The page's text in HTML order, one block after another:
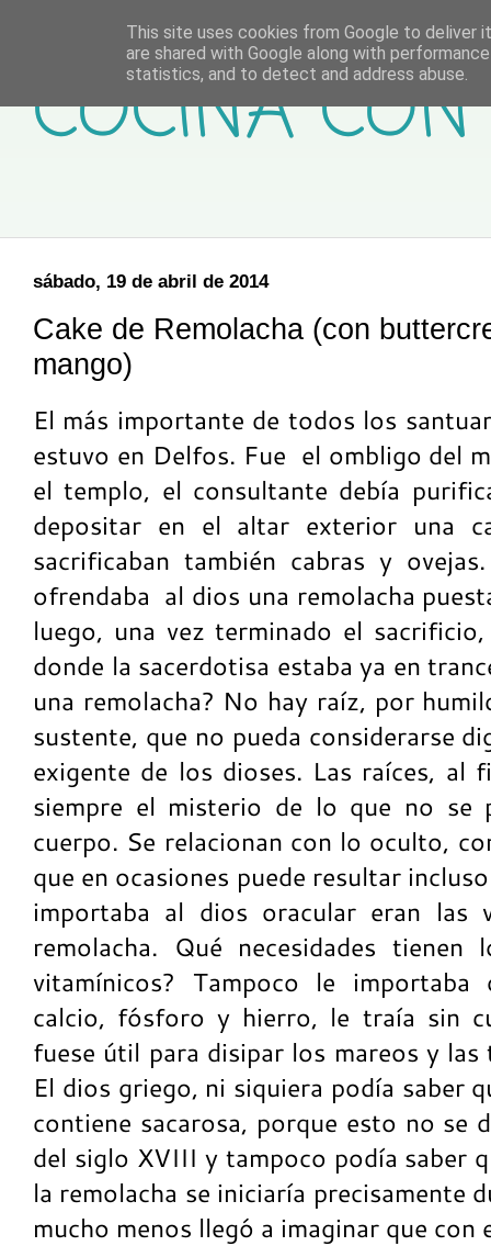
COCINA
sábado, 19 de abril de 2014
Cake de Remolacha (con
mango)
El más importante de todos los
estuvo en Delfos. Fue el ombligo del
el templo, el consultante debía
depositar en el altar exterior una
sacrificaban también cabras y
ofrendaba al dios una remolacha
luego, una vez terminado el
donde la sacerdotisa estaba ya en
una remolacha? No hay raíz, por
sustente, que no pueda considerarse
exigente de los dioses. Las raíces, al
siempre el misterio de lo que no se
cuerpo. Se relacionan con lo oculto,
que en ocasiones puede resultar
importaba al dios oracular eran las
remolacha. Qué necesidades tienen
vitamínicos? Tampoco le importaba
calcio, fósforo y hierro, le traía sin
fuese útil para disipar los mareos y
El dios griego, ni siquiera podía saber
contiene sacarosa, porque esto no se
del siglo XVIII y tampoco podía saber
la remolacha se iniciaría precisamente
mucho menos llegó a imaginar que con
This site uses cookies from Google to deliver
are shared with Google along with
statistics, and to detect and address abuse.